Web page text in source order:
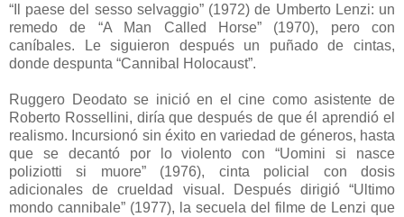
“Il paese del sesso selvaggio” (1972) de Umberto Lenzi: un
remedo de “A Man Called Horse” (1970), pero con
caníbales. Le siguieron después un puñado de cintas,
donde despunta “Cannibal Holocaust”.
Ruggero Deodato se inició en el cine como asistente de
Roberto Rossellini, diría que después de que él aprendió el
realismo. Incursionó sin éxito en variedad de géneros, hasta
que se decantó por lo violento con “Uomini si nasce
poliziotti si muore” (1976), cinta policial con dosis
adicionales de crueldad visual. Después dirigió “Ultimo
mondo cannibale” (1977), la secuela del filme de Lenzi que